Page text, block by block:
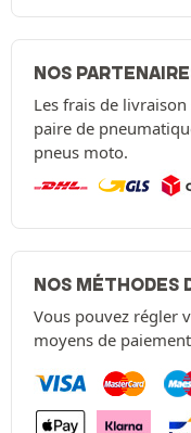
NOS
Les frais de
paire de
pneus moto.
NOS MÉTHODES
Vous pouvez régler
moyens de